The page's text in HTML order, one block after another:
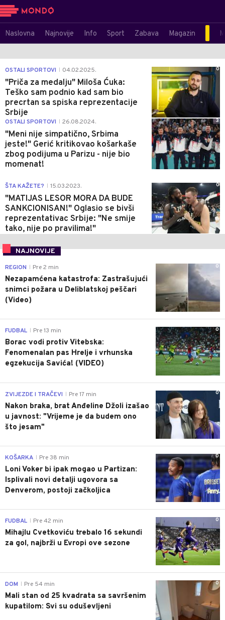
Naslovna Najnovije Info Sport Zabava Magazin
OSTALI SPORTOVI 04.02.2025.
"Priča za medalju" Miloša Ćuka:
Teško sam podnio kad sam bio
precrtan sa spiska reprezentacije
Srbije
0
OSTALI SPORTOVI 26.08.2024.
"Meni nije simpatično, Srbima
jeste!" Gerić kritikovao košarkaše
zbog podijuma u Parizu - nije bio
momenat!
3
ŠTA KAŽETE? 15.03.2023.
"MATIJAS LESOR MORA DA BUDE
SANKCIONISAN!" Oglasio se bivši
reprezentativac Srbije: "Ne smije
tako, nije po pravilima!"
0
NAJNOVIJE
0
REGION Pre 2 min
Nezapamćena katastrofa: Zastrašujući
snimci požara u Deliblatskoj peščari
(Video)
0
FUDBAL Pre 13 min
Borac vodi protiv Vitebska:
Fenomenalan pas Hrelje i vrhunska
egzekucija Savića! (VIDEO)
0
ZVIJEZDE I TRAČEVI Pre 17 min
Nakon braka, brat Anđeline Džoli izašao
u javnost: "Vrijeme je da budem ono
što jesam"
0
KOŠARKA Pre 38 min
Loni Voker bi ipak mogao u Partizan:
Isplivali novi detalji ugovora sa
Denverom, postoji začkoljica
0
FUDBAL Pre 42 min
Mihajlu Cvetkoviću trebalo 16 sekundi
za gol, najbrži u Evropi ove sezone
0
DOM Pre 54 min
Mali stan od 25 kvadrata sa savršenim
kupatilom: Svi su oduševljeni